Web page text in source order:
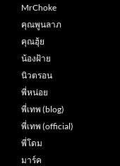
MrChoke
คุณพูนลาภ
คุณฮุ้ย
น้องฝ้าย
นิวตรอน
พี่หน่อย
พี่เทพ (blog)
พี่เทพ (official)
พี่โดม
มาร์ค